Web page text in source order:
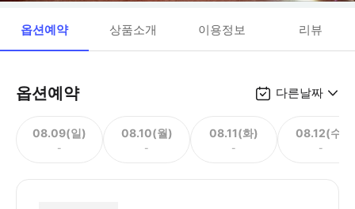
옵션예약 상품소개 이용정보 리뷰
옵션예약 다른날짜
08.09(일)
-
08.10(월)
-
08.11(화)
-
08.12(수)
-